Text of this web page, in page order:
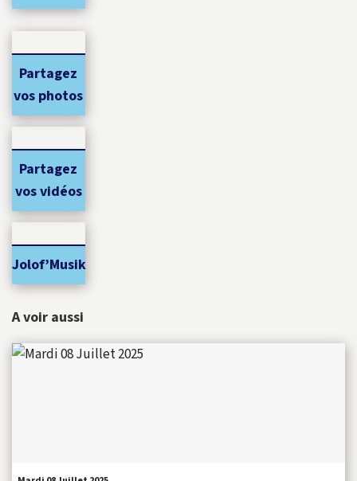
Partagez
vos photos
Partagez
vos vidéos
Jolof’Musik
A voir aussi